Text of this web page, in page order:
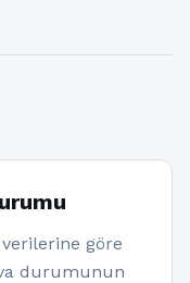
göre
durumunun